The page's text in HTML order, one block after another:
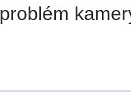
problém